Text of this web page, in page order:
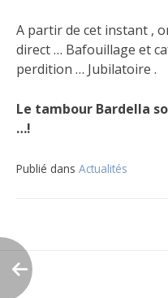
A partir de cet instant ,
direct … Bafouillage et
perdition … Jubilatoire .
Le tambour Bardella
…!
Publié dans Actualités
de
l’article